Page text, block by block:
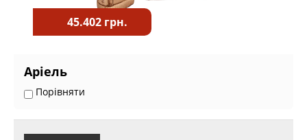
45.402 грн.
Аріель
Порівняти